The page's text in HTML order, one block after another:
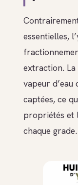
essentielles,
extraction.
vapeur d’eau
captées, ce
propriétés et
chaque grade.